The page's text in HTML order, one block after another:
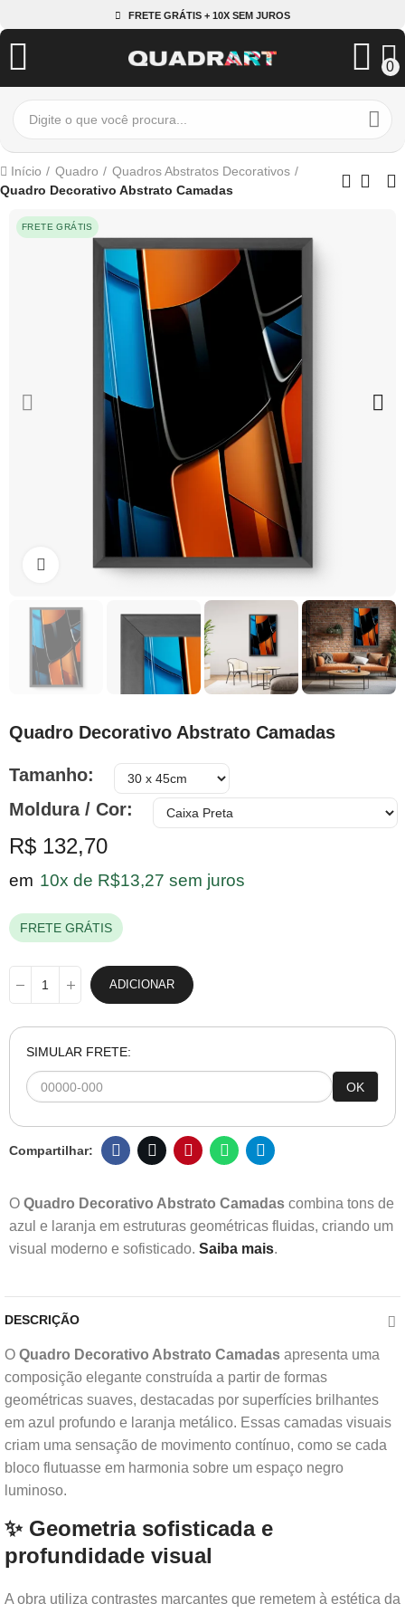
FRETE GRÁTIS + 10X SEM JUROS
0
Início Quadro
Quadros Abstratos Decorativos
Quadro Decorativo Abstrato Camadas
FRETE GRÁTIS
Clique para ampliar
Quadro Decorativo Abstrato Camadas
Tamanho
Moldura / Cor
R$ 132,70
em 10x de R$13,27 sem juros
FRETE GRÁTIS
ADICIONAR
SIMULAR FRETE:
OK
O Quadro Decorativo Abstrato Camadas combina tons de
azul e laranja em estruturas geométricas fluidas, criando um
visual moderno e sofisticado. Saiba mais.
DESCRIÇÃO
O Quadro Decorativo Abstrato Camadas apresenta uma
composição elegante construída a partir de formas
geométricas suaves, destacadas por superfícies brilhantes
em azul profundo e laranja metálico. Essas camadas visuais
criam uma sensação de movimento contínuo, como se cada
bloco flutuasse em harmonia sobre um espaço negro
luminoso.
✨ Geometria sofisticada e
profundidade visual
A obra utiliza contrastes marcantes que remetem à estética da